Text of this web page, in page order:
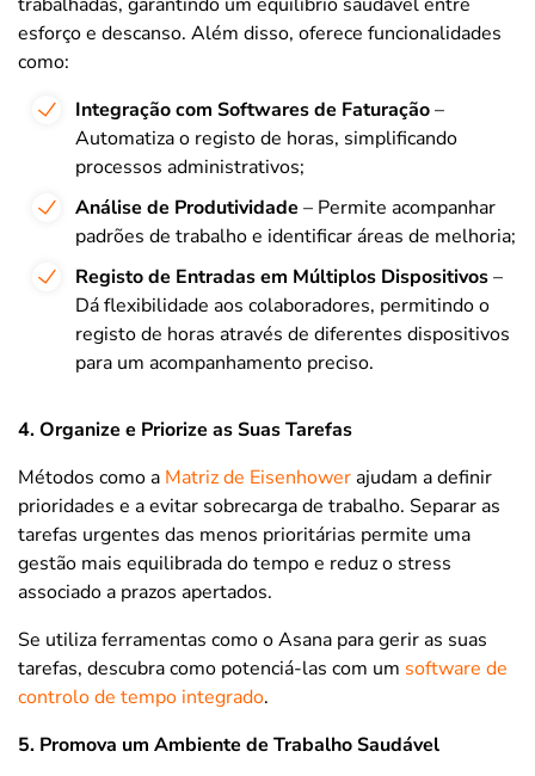
esforço e descanso. Além disso, oferece funcionalidades
como:
Integração com Softwares de Faturação–
Automatiza o registo de horas, simplificando
processos administrativos;
Análise de Produtividade – Permite acompanhar
padrões de trabalho e identificar áreas de melhoria;
Registo de Entradas em Múltiplos Dispositivos–
Dá flexibilidade aos colaboradores, permitindo o
registo de horas através de diferentes dispositivos
para um acompanhamento preciso.
4. Organize e Priorize as Suas Tarefas
Métodos como a Matriz de Eisenhowerajudam a definir
prioridades e a evitar sobrecarga de trabalho. Separar as
tarefas urgentes das menos prioritárias permite uma
gestão mais equilibrada do tempo e reduz o stress
associado a prazos apertados.
Se utiliza ferramentas como o Asana para gerir as suas
tarefas, descubra como potenciá-las com um software de
controlo de tempo integrado.
5. Promova um Ambiente de Trabalho Saudável